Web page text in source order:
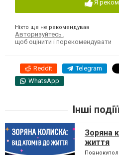
Я
Ніхто ще не рекомендував
Авторизуйтесь
щоб оцінити і порекомендувати
Reddit Telegram
WhatsApp
Інші
Зоряна
життя